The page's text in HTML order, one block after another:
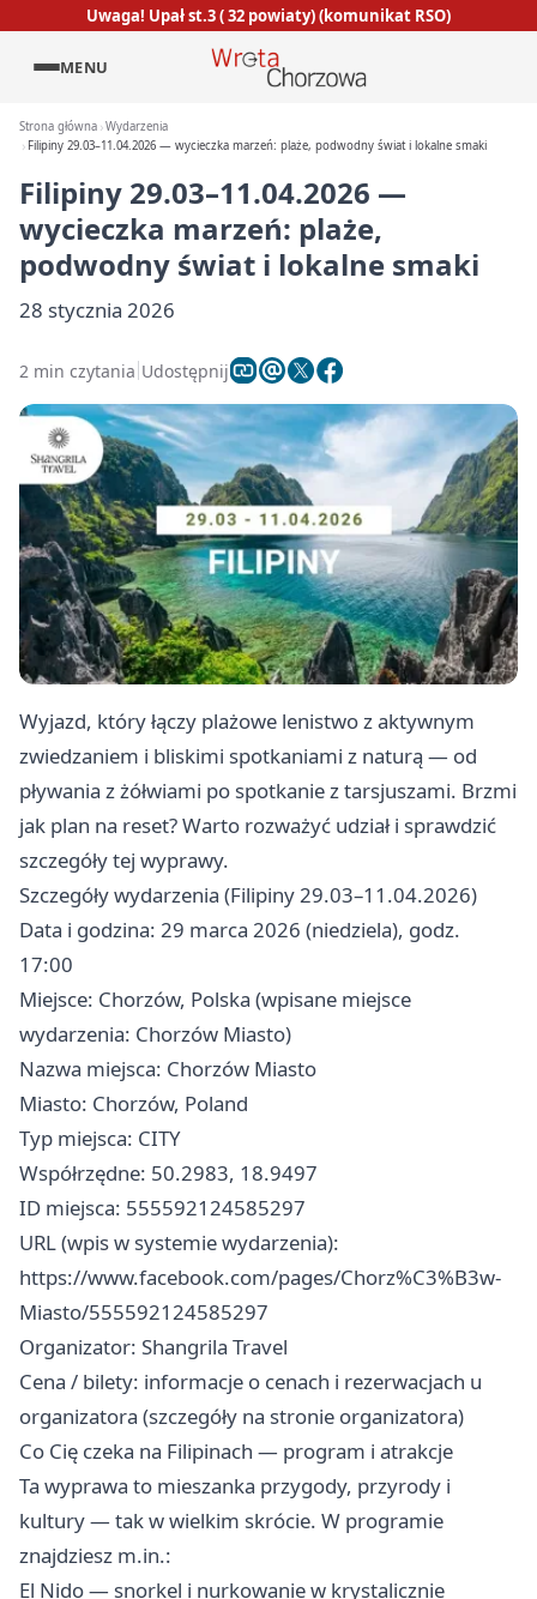
Uwaga! Upał st.3 ( 32 powiaty) (komunikat RSO)
MENU
Strona główna Wydarzenia
Filipiny 29.03–11.04.2026 — wycieczka marzeń: plaże, podwodny świat i lokalne smaki
Filipiny 29.03–11.04.2026 —
wycieczka marzeń: plaże,
podwodny świat i lokalne smaki
28 stycznia 2026
2 min czytania Udostępnij
Wyjazd, który łączy plażowe lenistwo z aktywnym
zwiedzaniem i bliskimi spotkaniami z naturą — od
pływania z żółwiami po spotkanie z tarsjuszami. Brzmi
jak plan na reset? Warto rozważyć udział i sprawdzić
szczegóły tej wyprawy.
Szczegóły wydarzenia (Filipiny 29.03–11.04.2026)
Data i godzina: 29 marca 2026 (niedziela), godz.
17:00
Miejsce: Chorzów, Polska (wpisane miejsce
wydarzenia: Chorzów Miasto)
Nazwa miejsca: Chorzów Miasto
Miasto: Chorzów, Poland
Typ miejsca: CITY
Współrzędne: 50.2983, 18.9497
ID miejsca: 555592124585297
URL (wpis w systemie wydarzenia):
https://www.facebook.com/pages/Chorz%C3%B3w-
Miasto/555592124585297
Organizator: Shangrila Travel
Cena / bilety: informacje o cenach i rezerwacjach u
organizatora (szczegóły na stronie organizatora)
Co Cię czeka na Filipinach — program i atrakcje
Ta wyprawa to mieszanka przygody, przyrody i
kultury — tak w wielkim skrócie. W programie
znajdziesz m.in.:
El Nido — snorkel i nurkowanie w krystalicznie